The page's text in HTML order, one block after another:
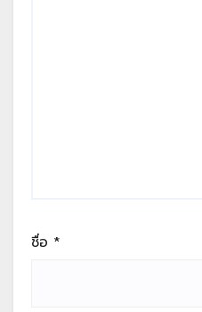
ชื่อ *